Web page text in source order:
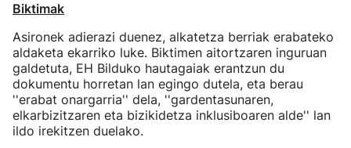
Biktimak
Asironek adierazi duenez, alkatetza berriak erabateko
aldaketa ekarriko luke. Biktimen aitortzaren inguruan
galdetuta, EH Bilduko hautagaiak erantzun du
dokumentu horretan lan egingo dutela, eta berau
''erabat onargarria'' dela, ''gardentasunaren,
elkarbizitzaren eta bizikidetza inklusiboaren alde'' lan
ildo irekitzen duelako.